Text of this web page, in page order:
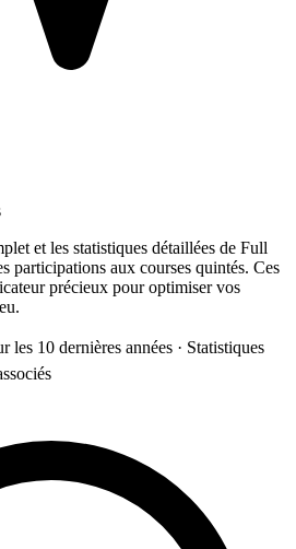
et les statistiques détaillées de Full
participations aux courses quintés. Ces
précieux pour optimiser vos
10 dernières années · Statistiques